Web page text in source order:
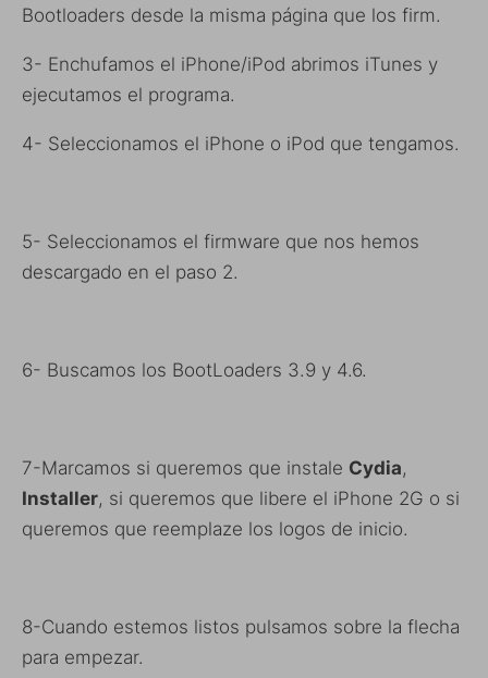
Bootloaders desde la misma página que los firm.
3- Enchufamos el iPhone/iPod abrimos iTunes y
ejecutamos el programa.
4- Seleccionamos el iPhone o iPod que tengamos.
5- Seleccionamos el firmware que nos hemos
descargado en el paso 2.
6- Buscamos los BootLoaders 3.9 y 4.6.
7-Marcamos si queremos que instale Cydia,
Installer, si queremos que libere el iPhone 2G o si
queremos que reemplaze los logos de inicio.
8-Cuando estemos listos pulsamos sobre la flecha
para empezar.